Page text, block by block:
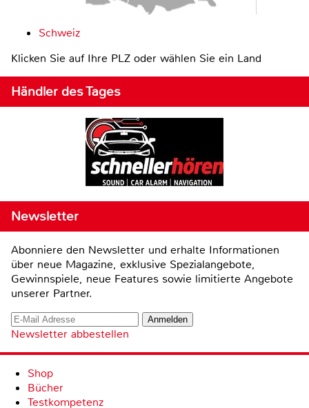
Schweiz
Klicken Sie auf Ihre PLZ oder wählen Sie ein Land
Händler des Tages
Newsletter
Abonniere den Newsletter und erhalte Informationen
über neue Magazine, exklusive Spezialangebote,
Gewinnspiele, neue Features sowie limitierte Angebote
unserer Partner.
Newsletter abbestellen
Shop
Bücher
Testkompetenz